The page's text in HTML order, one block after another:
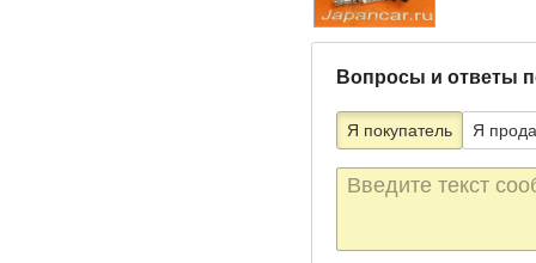
Вопросы и ответы
Я покупатель Я
Текст
сообщения